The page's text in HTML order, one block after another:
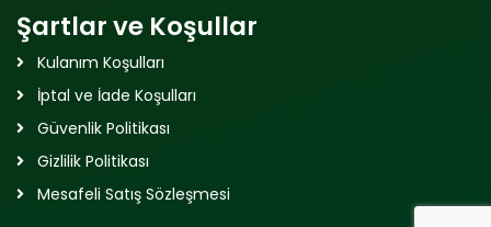
Şartlar ve Koşullar
Kulanım Koşulları
İptal ve İade Koşulları
Güvenlik Politikası
Gizlilik Politikası
Mesafeli Satış Sözleşmesi